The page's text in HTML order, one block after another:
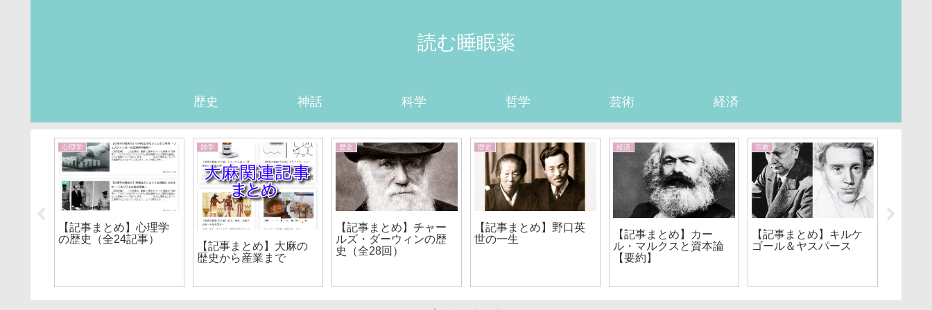
読む睡眠薬
歴史 神話 科学 哲学 芸術 経済
心理学
【記事まとめ】心理学
の歴史（全24記事）
雑学
【記事まとめ】大麻の
歴史から産業まで
歴史
【記事まとめ】チャー
ルズ・ダーウィンの歴
史（全28回）
歴史
【記事まとめ】野口英
世の一生
経済
【記事まとめ】カー
ル・マルクスと資本論
【要約】
宗教
【記事まとめ】キルケ
ゴール＆ヤスパース